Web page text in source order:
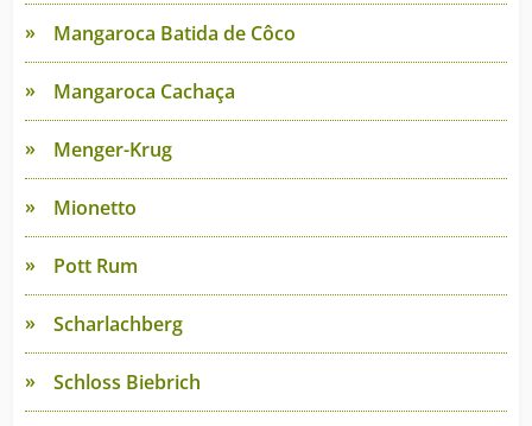
Mangaroca Batida de Côco
Mangaroca Cachaça
Menger-Krug
Mionetto
Pott Rum
Scharlachberg
Schloss Biebrich